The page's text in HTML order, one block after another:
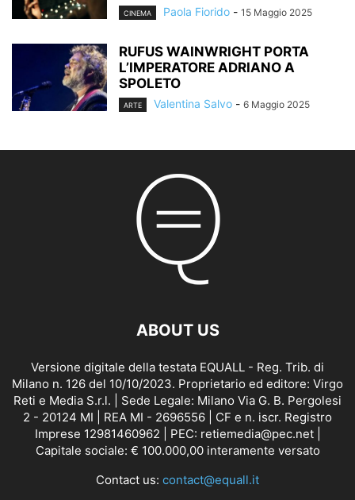
CINEMA Paola Fiorido - 15 Maggio 2025
RUFUS WAINWRIGHT PORTA
L’IMPERATORE ADRIANO A
SPOLETO
ARTE Valentina Salvo - 6 Maggio 2025
ABOUT US
Versione digitale della testata EQUALL - Reg. Trib. di
Milano n. 126 del 10/10/2023. Proprietario ed editore: Virgo
Reti e Media S.r.l. | Sede Legale: Milano Via G. B. Pergolesi
2 - 20124 MI | REA MI - 2696556 | CF e n. iscr. Registro
Imprese 12981460962 | PEC: retiemedia@pec.net |
Capitale sociale: € 100.000,00 interamente versato
Contact us: contact@equall.it